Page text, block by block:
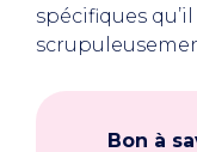
spécifiques
Bon à